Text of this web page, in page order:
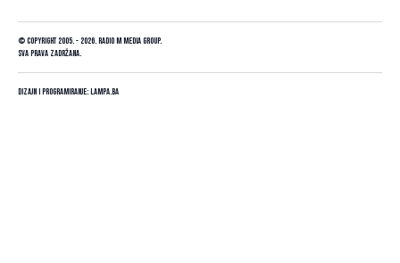
© Copyright 2005. - 2026. Radio M Media Group.
Sva prava zadržana.
Dizajn i programiranje:Lampa.ba